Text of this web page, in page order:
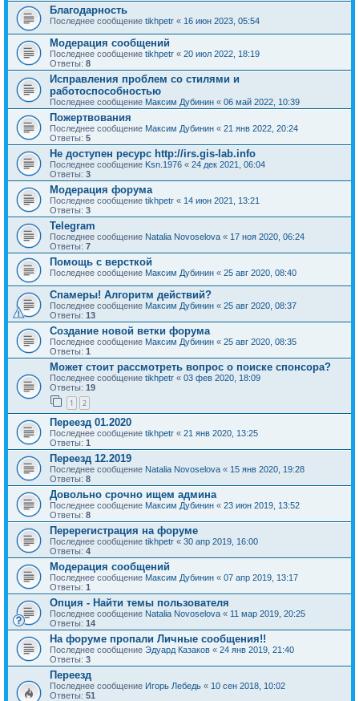
Благодарность
Последнее сообщение tikhpetr « 16 июн 2023, 05:54
Модерация сообщений
Последнее сообщение tikhpetr « 20 июл 2022, 18:19
Ответы: 8
Исправления проблем со стилями и
работоспособностью
Последнее сообщение Максим Дубинин « 06 май 2022, 10:39
Пожертвования
Последнее сообщение Максим Дубинин « 21 янв 2022, 20:24
Ответы: 5
Не доступен ресурс http://irs.gis-lab.info
Последнее сообщение Ksn.1976 « 24 дек 2021, 06:04
Ответы: 3
Модерация форума
Последнее сообщение tikhpetr « 14 июн 2021, 13:21
Ответы: 3
Telegram
Последнее сообщение Natalia Novoselova « 17 ноя 2020, 06:24
Ответы: 7
Помощь с версткой
Последнее сообщение Максим Дубинин « 25 авг 2020, 08:40
Спамеры! Алгоритм действий?
Последнее сообщение Максим Дубинин « 25 авг 2020, 08:37
Ответы: 13
Создание новой ветки форума
Последнее сообщение Максим Дубинин « 25 авг 2020, 08:35
Ответы: 1
Может стоит рассмотреть вопрос о поиске спонсора?
Последнее сообщение tikhpetr « 03 фев 2020, 18:09
Ответы: 19
1 2
Переезд 01.2020
Последнее сообщение tikhpetr « 21 янв 2020, 13:25
Ответы: 1
Переезд 12.2019
Последнее сообщение Natalia Novoselova « 15 янв 2020, 19:28
Ответы: 8
Довольно срочно ищем админа
Последнее сообщение Максим Дубинин « 23 июн 2019, 13:52
Ответы: 8
Перерегистрация на форуме
Последнее сообщение tikhpetr « 30 апр 2019, 16:00
Ответы: 4
Модерация сообщений
Последнее сообщение Максим Дубинин « 07 апр 2019, 13:17
Ответы: 1
Опция - Найти темы пользователя
Последнее сообщение Natalia Novoselova « 11 мар 2019, 20:25
Ответы: 14
На форуме пропали Личные сообщения!!
Последнее сообщение Эдуард Казаков « 24 янв 2019, 21:40
Ответы: 3
Переезд
Последнее сообщение Игорь Лебедь « 10 сен 2018, 10:02
Ответы: 51